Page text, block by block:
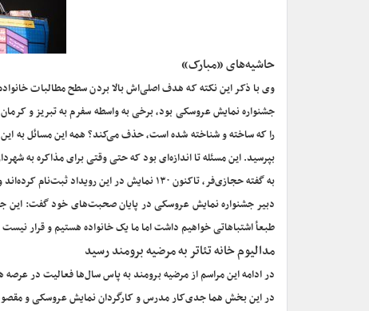
حاشیه‌های «مبارک»
وی با ذکر این نکته که هدف اصلی‌اش بالا بردن سطح مطالبات
جشنواره نمایش عروسکی بود، برخی به واسطه سفرم به تبریز و
را که ساخته و شناخته شده است، حذف می‌کند؟ همه این مسائل به
بپرسید‌. این مسئله تا اندازه‌ای بود که حتی وقتی برای مذاکره‌ به
به گفته حجازی‌فر، تاکنون ۱۳۰ نمایش در این رویداد ثبت‌نام کرده‌اند و قرار است تالار قشقایی به اجرای نمایش عروسکی تعلق بگیرد.
دبیر جشنواره نمایش عروسکی در پایان صحبت‌های خود گفت: این
طبعأ اشتباهاتی خواهیم داشت اما ما یک خانواده هستیم و قرار
مدالیوم خانه تئاتر به مرضیه برومند رسید
در ادامه این مراسم از مرضیه برومند به پاس سال‌ها فعالیت در
در این بخش هما جدی‌کار مدرس و کارگردان نمایش عروسکی و مقصود